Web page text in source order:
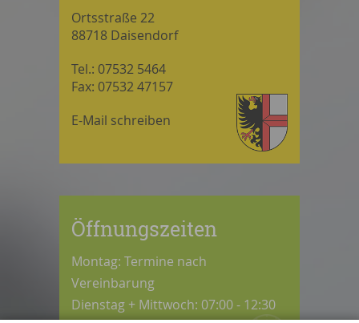
Ortsstraße 22
88718 Daisendorf
Tel.: 07532 5464
Fax: 07532 47157
E-Mail schreiben
Öffnungszeiten
Montag: Termine nach
Vereinbarung
Dienstag + Mittwoch: 07:00 - 12:30